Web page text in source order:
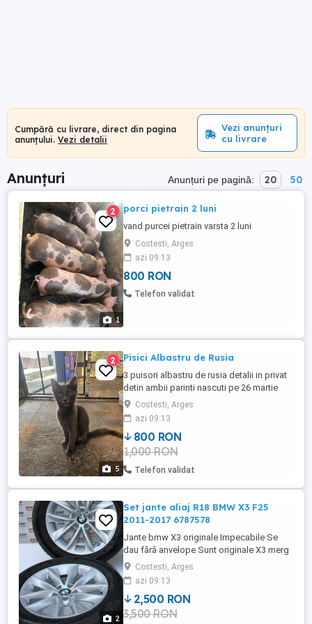
Cumpără cu livrare, direct din pagina
anunțului. Vezi detalii
Vezi anunțuri
cu livrare
Anunțuri Anunțuri pe pagină: 20 50
1
2 porci pietrain 2 luni
vand purcei pietrain varsta 2 luni
Costesti, Arges
azi 09:13
800 RON
Telefon validat
5
2 Pisici Albastru de Rusia
3 puisori albastru de rusia detalii in privat
detin ambii parinti nascuti pe 26 martie
invatati la litiera mai am un motanel si 2
pisicute
Costesti, Arges
azi 09:13
800 RON
1,000 RON
Telefon validat
2
Set jante aliaj R18 BMW X3 F25
2011-2017 6787578
Jante bmw X3 originale Impecabile Se
dau fără anvelope Sunt originale X3 merg
pe mai multe modele bmw 5x120
Costesti, Arges
azi 09:13
2,500 RON
3,500 RON